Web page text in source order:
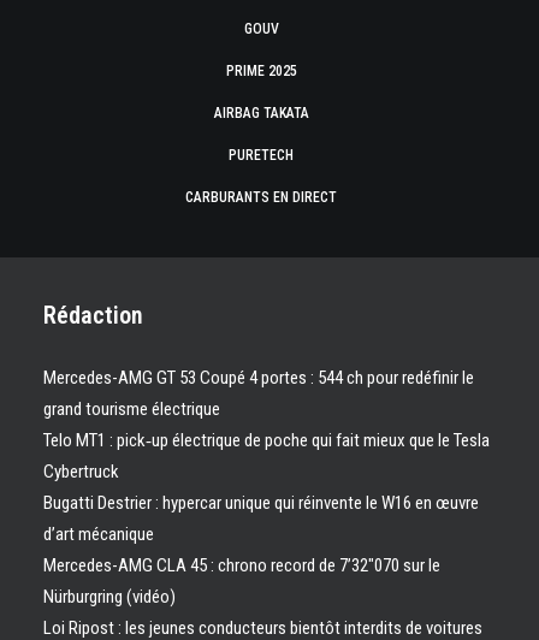
GOUV
PRIME 2025
AIRBAG TAKATA
PURETECH
CARBURANTS EN DIRECT
Rédaction
Mercedes-AMG GT 53 Coupé 4 portes : 544 ch pour redéfinir le
grand tourisme électrique
Telo MT1 : pick‑up électrique de poche qui fait mieux que le Tesla
Cybertruck
Bugatti Destrier : hypercar unique qui réinvente le W16 en œuvre
d’art mécanique
Mercedes-AMG CLA 45 : chrono record de 7’32″070 sur le
Nürburgring (vidéo)
Loi Ripost : les jeunes conducteurs bientôt interdits de voitures